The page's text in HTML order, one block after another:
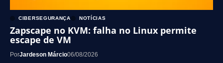
CIBERSEGURANÇA NOTÍCIAS
Zapscape no KVM: falha no Linux permite
escape de VM
PorJardeson Márcio06/08/2026